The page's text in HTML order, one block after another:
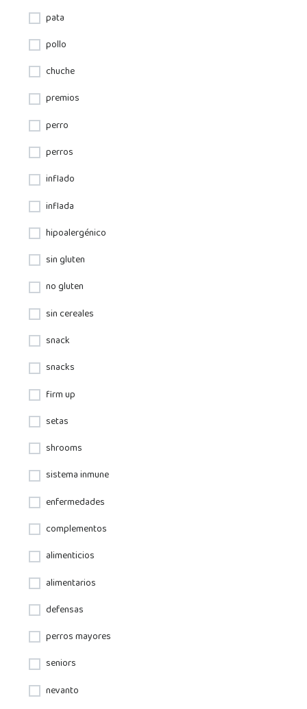
pata
pollo
chuche
premios
perro
perros
inflado
inflada
hipoalergénico
sin gluten
no gluten
sin cereales
snack
snacks
firm up
setas
shrooms
sistema inmune
enfermedades
complementos
alimenticios
alimentarios
defensas
perros mayores
seniors
nevanto